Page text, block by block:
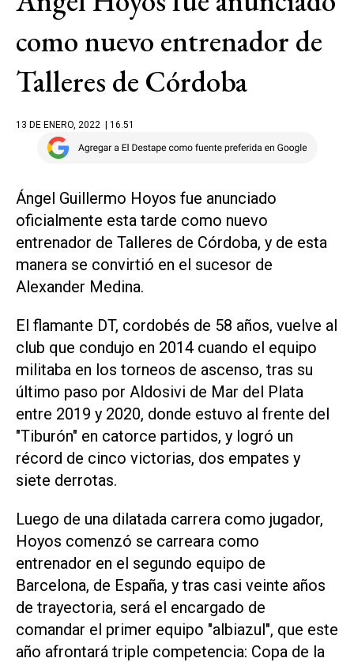
como nuevo entrenador de
Talleres de Córdoba
13 DE ENERO, 2022 | 16.51
Ángel Guillermo Hoyos fue anunciado
oficialmente esta tarde como nuevo
entrenador de Talleres de Córdoba, y de esta
manera se convirtió en el sucesor de
Alexander Medina.
El flamante DT, cordobés de 58 años, vuelve al
club que condujo en 2014 cuando el equipo
militaba en los torneos de ascenso, tras su
último paso por Aldosivi de Mar del Plata
entre 2019 y 2020, donde estuvo al frente del
"Tiburón" en catorce partidos, y logró un
récord de cinco victorias, dos empates y
siete derrotas.
Luego de una dilatada carrera como jugador,
Hoyos comenzó se carreara como
entrenador en el segundo equipo de
Barcelona, de España, y tras casi veinte años
de trayectoria, será el encargado de
comandar el primer equipo "albiazul", que este
año afrontará triple competencia: Copa de la